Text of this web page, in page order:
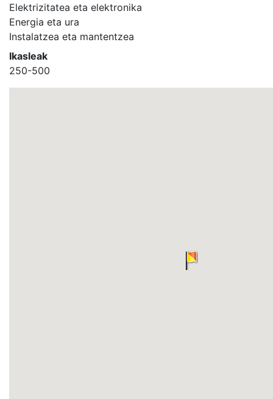
Elektrizitatea eta elektronika
Energia eta ura
Instalatzea eta mantentzea
Ikasleak
250-500